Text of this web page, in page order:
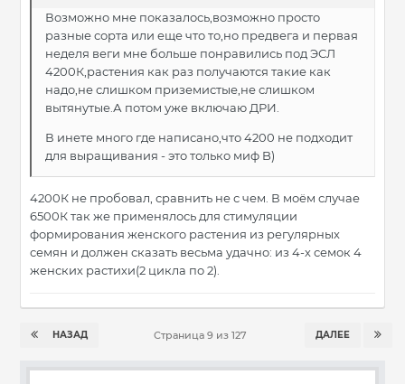
Возможно мне показалось,возможно просто
разные сорта или еще что то,но предвега и первая
неделя веги мне больше понравились под ЭСЛ
4200К,растения как раз получаются такие как
надо,не слишком приземистые,не слишком
вытянутые.А потом уже включаю ДРИ.
В инете много где написано,что 4200 не подходит
для выращивания - это только миф B)
4200К не пробовал, сравнить не с чем. В моём случае
6500К так же применялось для стимуляции
формирования женского растения из регулярных
семян и должен сказать весьма удачно: из 4-х семок 4
женских растихи(2 цикла по 2).
НАЗАД ДАЛЕЕ
Страница 9 из 127